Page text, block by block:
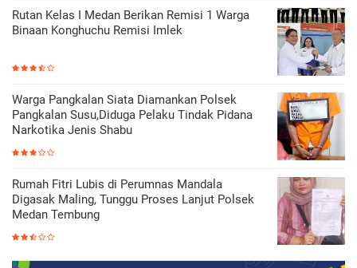
Rutan Kelas I Medan Berikan Remisi 1 Warga
Binaan Konghuchu Remisi Imlek
Warga Pangkalan Siata Diamankan Polsek
Pangkalan Susu,Diduga Pelaku Tindak Pidana
Narkotika Jenis Shabu
Rumah Fitri Lubis di Perumnas Mandala
Digasak Maling, Tunggu Proses Lanjut Polsek
Medan Tembung